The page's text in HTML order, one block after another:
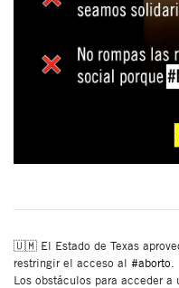
🇺🇲 El Estado de Texas
restringir el acceso al #aborto
Los obstáculos para acceder a